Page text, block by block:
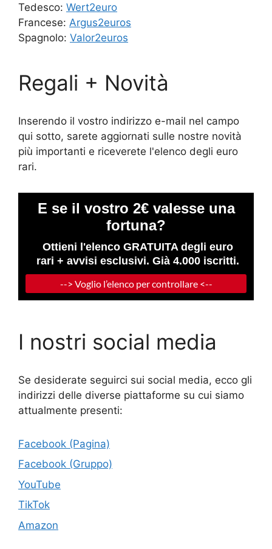
Tedesco: Wert2euro
Francese: Argus2euros
Spagnolo: Valor2euros
Regali + Novità
Inserendo il vostro indirizzo e-mail nel campo
qui sotto, sarete aggiornati sulle nostre novità
più importanti e riceverete l'elenco degli euro
rari.
I nostri social media
Se desiderate seguirci sui social media, ecco gli
indirizzi delle diverse piattaforme su cui siamo
attualmente presenti:
Facebook (Pagina)
Facebook (Gruppo)
YouTube
TikTok
Amazon